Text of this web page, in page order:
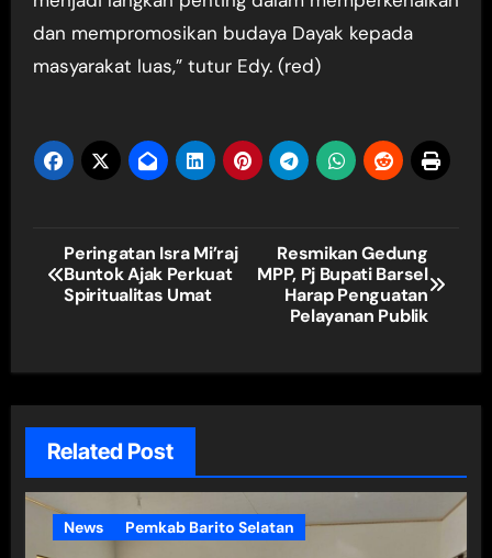
dan mempromosikan budaya Dayak kepada
masyarakat luas,” tutur Edy. (red)
Navigasi
pos
Peringatan Isra Mi’raj
Buntok Ajak Perkuat
Spiritualitas Umat
Resmikan Gedung
MPP, Pj Bupati Barsel
Harap Penguatan
Pelayanan Publik
Related Post
News Pemkab Barito Selatan